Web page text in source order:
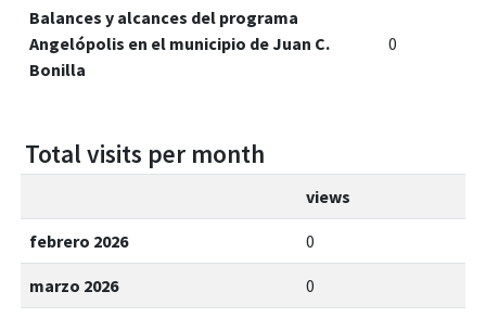
Balances y alcances del programa
Angelópolis en el municipio de Juan C.
Bonilla
0
Total visits per month
views
febrero 2026 0
marzo 2026 0